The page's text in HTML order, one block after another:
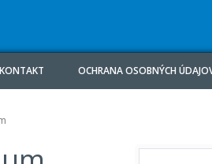
KONTAKT OCHRANA OSOBNÝCH